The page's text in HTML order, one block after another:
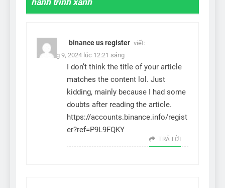
binance us register viết:
3 Tháng 9, 2024 lúc 12:21 sáng
I don’t think the title of your article
matches the content lol. Just
kidding, mainly because I had some
doubts after reading the article.
https://accounts.binance.info/regist
er?ref=P9L9FQKY
TRẢ LỜI